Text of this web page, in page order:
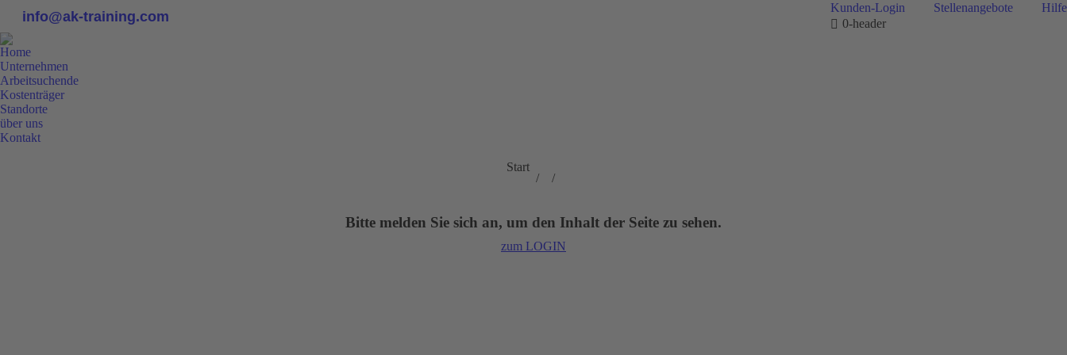
info@ak-training.com
Kunden-Login Stellenangebote
Hilfe
0-header
Home
Unternehmen
Arbeitsuchende
Kostenträger
Standorte
über uns
Kontakt
Sie befinden sich
Start
Bitte melden Sie sich an, um den Inhalt der Seite zu sehen.
zum LOGIN